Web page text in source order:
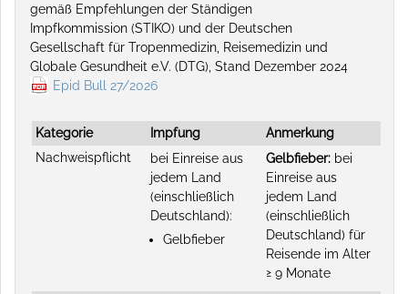
gemäß Empfehlungen der Ständigen
Impfkommission (STIKO) und der Deutschen
Gesellschaft für Tropenmedizin, Reisemedizin und
Globale Gesundheit e.V. (DTG), Stand Dezember 2024
Epid Bull 27/2026
Kategorie Impfung
Anmerkung
Nachweispflicht
bei Einreise aus
jedem Land
(einschließlich
Deutschland):
Gelbfieber
Gelbfieber:bei
Einreise aus
jedem Land
(einschließlich
Deutschland) für
Reisende im Alter
≥ 9 Monate